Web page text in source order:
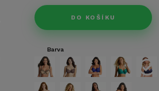
DO KOŠÍKU
Barva